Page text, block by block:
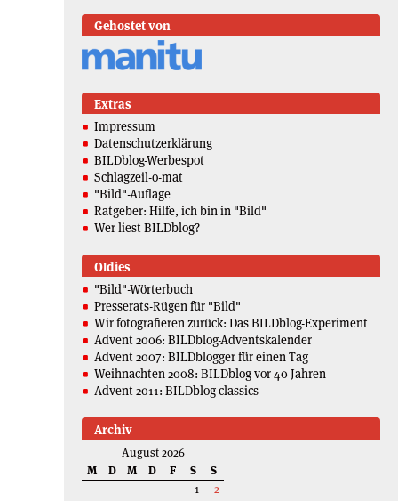
Gehostet von
Extras
Impressum
Datenschutzerklärung
BILDblog-Werbespot
Schlagzeil-o-mat
"Bild"-Auflage
Ratgeber: Hilfe, ich bin in "Bild"
Wer liest BILDblog?
Oldies
"Bild"-Wörterbuch
Presserats-Rügen für "Bild"
Wir fotografieren zurück: Das BILDblog-Experiment
Advent 2006: BILDblog-Adventskalender
Advent 2007: BILDblogger für einen Tag
Weihnachten 2008: BILDblog vor 40 Jahren
Advent 2011: BILDblog classics
Archiv
August 2026
M
D M D F S
S
1
2